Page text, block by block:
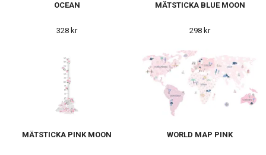
OCEAN
328 kr
MÄTSTICKA BLUE MOON
298 kr
MÄTSTICKA PINK MOON WORLD MAP PINK